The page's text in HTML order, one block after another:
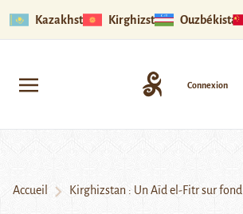
Kazakhstan Kirghizstan Ouzbékistan
Connexion
Accueil Kirghizstan : Un Aïd el-Fitr sur